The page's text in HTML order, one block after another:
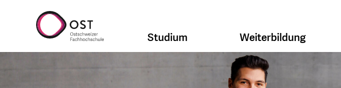
Studium Weiterbildung